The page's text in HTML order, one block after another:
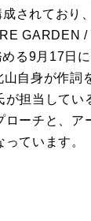
成されてお
GARDEN
める9月17日
山自身が作
が担当して
ローチと、
ています。